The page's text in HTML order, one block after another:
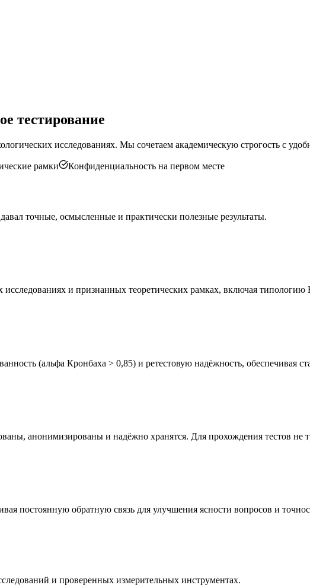
тестирование
исследованиях. Мы сочетаем академическую строгость с
рамки Конфиденциальность на первом месте
точные, осмысленные и практически полезные результаты.
и признанных теоретических рамках, включая
(альфа Кронбаха > 0,85) и ретестовую надёжность, обеспечивая
анонимизированы и надёжно хранятся. Для прохождения тестов не
постоянную обратную связь для улучшения ясности вопросов и
и проверенных измерительных инструментах.